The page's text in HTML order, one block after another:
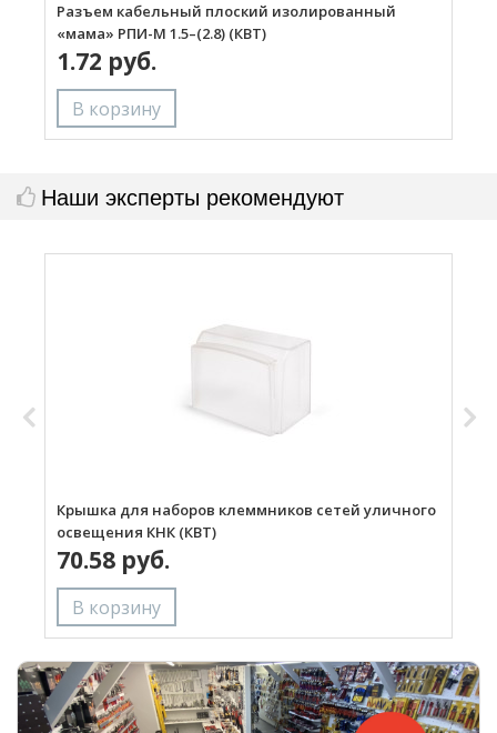
Разъем кабельный плоский изолированный
«мама» РПИ-М 1.5–(2.8) (КВТ)
1.72 руб.
Наши эксперты рекомендуют
Крышка для наборов клеммников сетей уличного
освещения КНК (КВТ)
70.58 руб.